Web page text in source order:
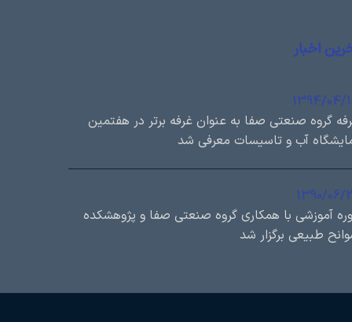
اخبار
1394/04/
گروه صنعتی صفا به عنوان غرفه برتر در هفتمین
آب و تاسیسات معرفی شد
1390/06/
آموزشی با همكاري گروه صنعتی صفا و پژوهشكده
طبيعی برگزار شد